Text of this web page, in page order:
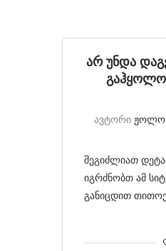
არ უნდა
ავტორი ჟოლო
შეგიძლიათ
იგრძნობთ ამ
განიცდით